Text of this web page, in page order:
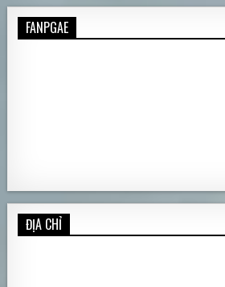
FANPGAE
ĐỊA CHỈ